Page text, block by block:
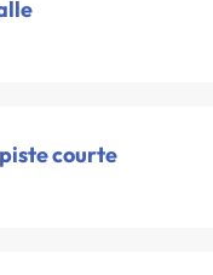
courte